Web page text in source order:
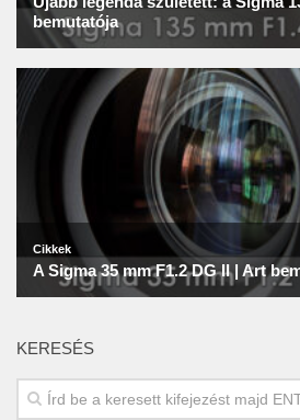
KERESÉS